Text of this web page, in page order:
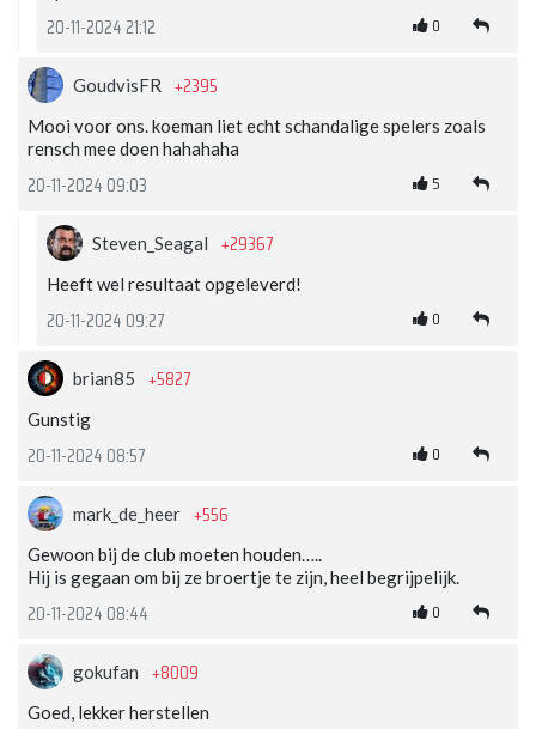
20-11-2024 21:12 0
GoudvisFR +2395
Mooi voor ons. koeman liet echt schandalige spelers zoals
rensch mee doen hahahaha
20-11-2024 09:03 5
Steven_Seagal +29367
Heeft wel resultaat opgeleverd!
20-11-2024 09:27 0
brian85 +5827
Gunstig
20-11-2024 08:57 0
mark_de_heer +556
Gewoon bij de club moeten houden…..
Hij is gegaan om bij ze broertje te zijn, heel begrijpelijk.
20-11-2024 08:44 0
gokufan +8009
Goed, lekker herstellen